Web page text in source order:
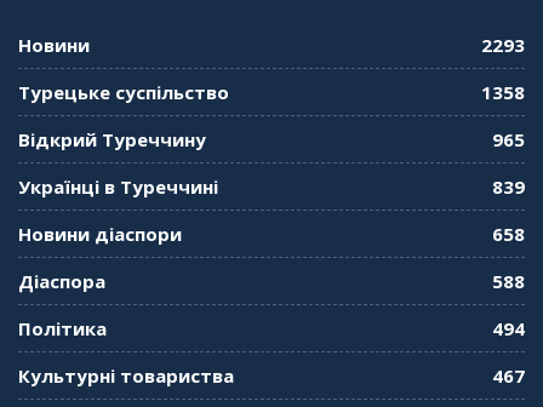
"Дзеркало діаспори". Випуск 11. Олександр
Середа
"Дзеркало діаспори". Випуск 10. Тонкощі та
"Дзеркало діаспори". Випуск 8. Розмова з
Послом
Новини
2293
Турецьке суспільство
1358
Відкрий Туреччину
965
Українці в Туреччині
839
Новини діаспори
658
Діаспора
588
Політика
494
Культурні товариства
467